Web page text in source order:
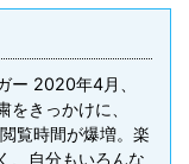
2020年4月、
をきっかけに、
覧時間が爆増。楽
、自分もいろんな